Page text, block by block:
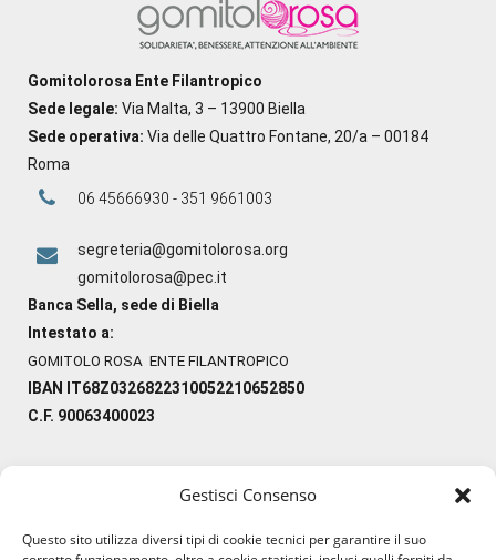
Gestisci Consenso
Questo sito utilizza diversi tipi di cookie tecnici per garantire il suo
Gomitolorosa Ente Filantropico
Sede legale: Via Malta, 3 – 13900 Biella
Sede operativa: Via delle Quattro Fontane, 20/a – 00184
Roma
06 45666930 - 351 9661003
segreteria@gomitolorosa.org
gomitolorosa@pec.it
Banca Sella, sede di Biella
Intestato a:
GOMITOLO ROSA ENTE FILANTROPICO
IBAN IT68Z0326822310052210652850
C.F. 90063400023
#lanaterapia